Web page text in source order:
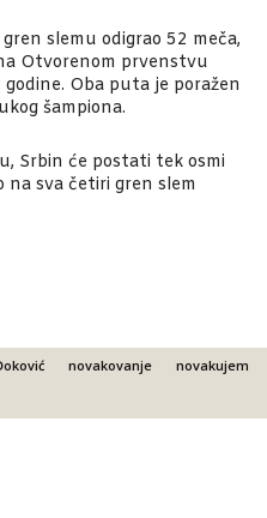
slemu odigrao 52 meča,
Otvorenom prvenstvu
Oba puta je poražen
šampiona.
Srbin će postati tek osmi
na sva četiri gren slem
novakovanje
novakujem